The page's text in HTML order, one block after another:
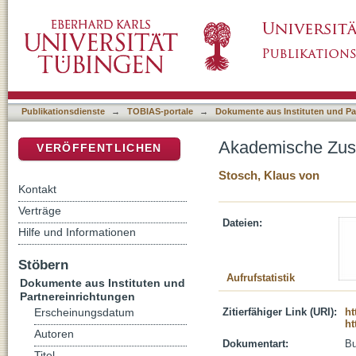
Publikationsdienste → TOBIAS-portale → Dokumente aus Instituten und
Akademische
Stosch, Klaus von
Dateien:
Aufrufstatistik
Zitierfähiger Link (URI):
Dokumentart:
VERÖFFENTLICHEN
Kontakt
Verträge
Hilfe und Informationen
Stöbern
Dokumente aus Instituten und
Partnereinrichtungen
Erscheinungsdatum
Autoren